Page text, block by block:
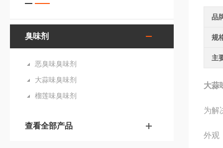
臭味剂
恶臭味臭味剂
大蒜味臭味剂
榴莲味臭味剂
查看全部产品
品
规
主
大蒜
为解
外观